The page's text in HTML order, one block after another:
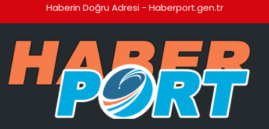
Haberin Doğru Adresi - Haberport.gen.tr